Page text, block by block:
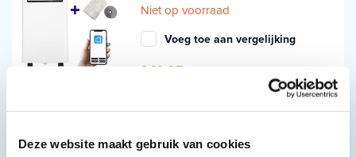
Deze website maakt gebruik van cookies
Niet op voorraad
Voeg toe aan vergelijking
249,95
Terug naar overzicht